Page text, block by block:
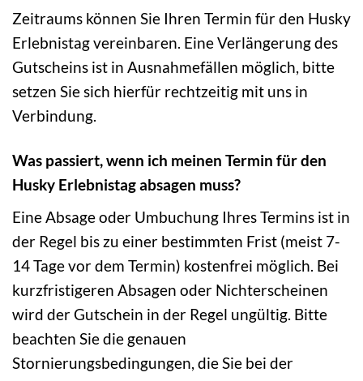
Zeitraums können Sie Ihren Termin für den Husky
Erlebnistag vereinbaren. Eine Verlängerung des
Gutscheins ist in Ausnahmefällen möglich, bitte
setzen Sie sich hierfür rechtzeitig mit uns in
Verbindung.
Was passiert, wenn ich meinen Termin für den
Husky Erlebnistag absagen muss?
Eine Absage oder Umbuchung Ihres Termins ist in
der Regel bis zu einer bestimmten Frist (meist 7-
14 Tage vor dem Termin) kostenfrei möglich. Bei
kurzfristigeren Absagen oder Nichterscheinen
wird der Gutschein in der Regel ungültig. Bitte
beachten Sie die genauen
Stornierungsbedingungen, die Sie bei der